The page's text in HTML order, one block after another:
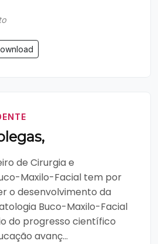
de Cirurgia e
Maxilo-Facial tem por
o desenvolvimento da
Buco-Maxilo-Facial
do progresso científico
avanç...